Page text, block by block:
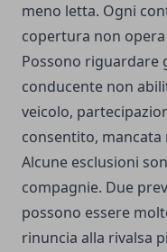
meno letta. Ogni
copertura non
Possono riguardare
conducente non
veicolo,
consentito, mancata
Alcune esclusioni
compagnie. Due
possono essere
rinuncia alla rivalsa